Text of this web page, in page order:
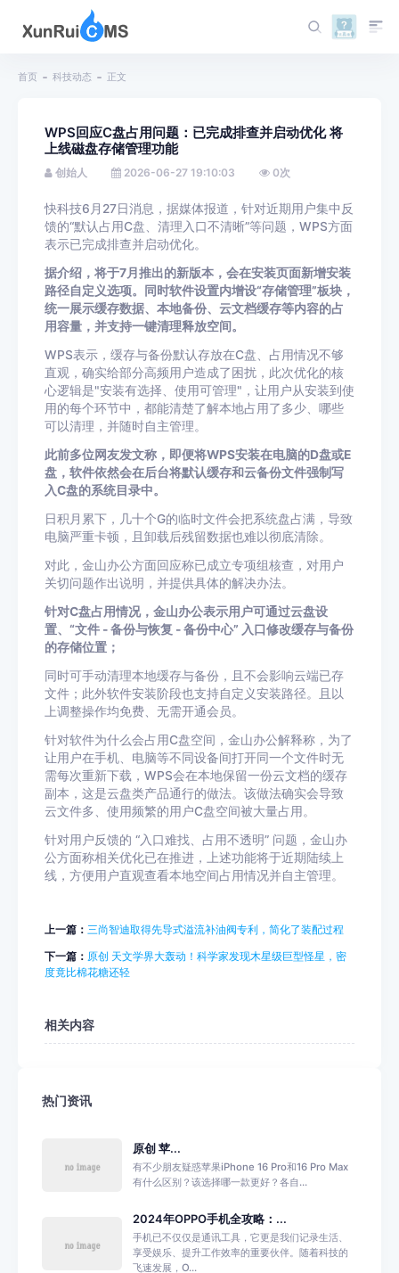
首页 科技动态 正文
WPS回应C盘占用问题：已完成排查并启动优化 将
上线磁盘存储管理功能
创始人 2026-06-27 19:10:03 0次
快科技6月27日消息，据媒体报道，针对近期用户集中反
馈的“默认占用C盘、清理入口不清晰”等问题，WPS方面
表示已完成排查并启动优化。
据介绍，将于7月推出的新版本，会在安装页面新增安装
路径自定义选项。同时软件设置内增设“存储管理”板块，
统一展示缓存数据、本地备份、云文档缓存等内容的占
用容量，并支持一键清理释放空间。
WPS表示，缓存与备份默认存放在C盘、占用情况不够
直观，确实给部分高频用户造成了困扰，此次优化的核
心逻辑是"安装有选择、使用可管理"，让用户从安装到使
用的每个环节中，都能清楚了解本地占用了多少、哪些
可以清理，并随时自主管理。
此前多位网友发文称，即便将WPS安装在电脑的D盘或E
盘，软件依然会在后台将默认缓存和云备份文件强制写
入C盘的系统目录中。
日积月累下，几十个G的临时文件会把系统盘占满，导致
电脑严重卡顿，且卸载后残留数据也难以彻底清除。
对此，金山办公方面回应称已成立专项组核查，对用户
关切问题作出说明，并提供具体的解决办法。
针对C盘占用情况，金山办公表示用户可通过云盘设
置、“文件 - 备份与恢复 - 备份中心” 入口修改缓存与备份
的存储位置；
同时可手动清理本地缓存与备份，且不会影响云端已存
文件；此外软件安装阶段也支持自定义安装路径。且以
上调整操作均免费、无需开通会员。
针对软件为什么会占用C盘空间，金山办公解释称，为了
让用户在手机、电脑等不同设备间打开同一个文件时无
需每次重新下载，WPS会在本地保留一份云文档的缓存
副本，这是云盘类产品通行的做法。该做法确实会导致
云文件多、使用频繁的用户C盘空间被大量占用。
针对用户反馈的 “入口难找、占用不透明” 问题，金山办
公方面称相关优化已在推进，上述功能将于近期陆续上
线，方便用户直观查看本地空间占用情况并自主管理。
上一篇： 三尚智迪取得先导式溢流补油阀专利，简化了装配过程
下一篇： 原创 天文学界大轰动！科学家发现木星级巨型怪星，密
度竟比棉花糖还轻
相关内容
热门资讯
原创 苹...
有不少朋友疑惑苹果iPhone 16 Pro和16 Pro Max
有什么区别？该选择哪一款更好？各自...
2024年OPPO手机全攻略：...
手机已不仅仅是通讯工具，它更是我们记录生活、
享受娱乐、提升工作效率的重要伙伴。随着科技的
飞速发展，O...